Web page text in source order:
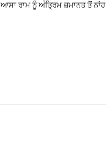
ਆਸਾ ਰਾਮ ਨੂੰ ਅੰਤ੍ਰਿਮ ਜ਼ਮਾਨਤ ਤੋਂ ਨਾਂਹ